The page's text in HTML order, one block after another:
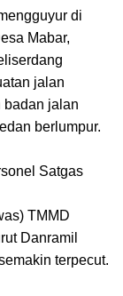
di
Mabar,
jalan
badan jalan
berlumpur.
Satgas
TMMD
Danramil
terpecut.